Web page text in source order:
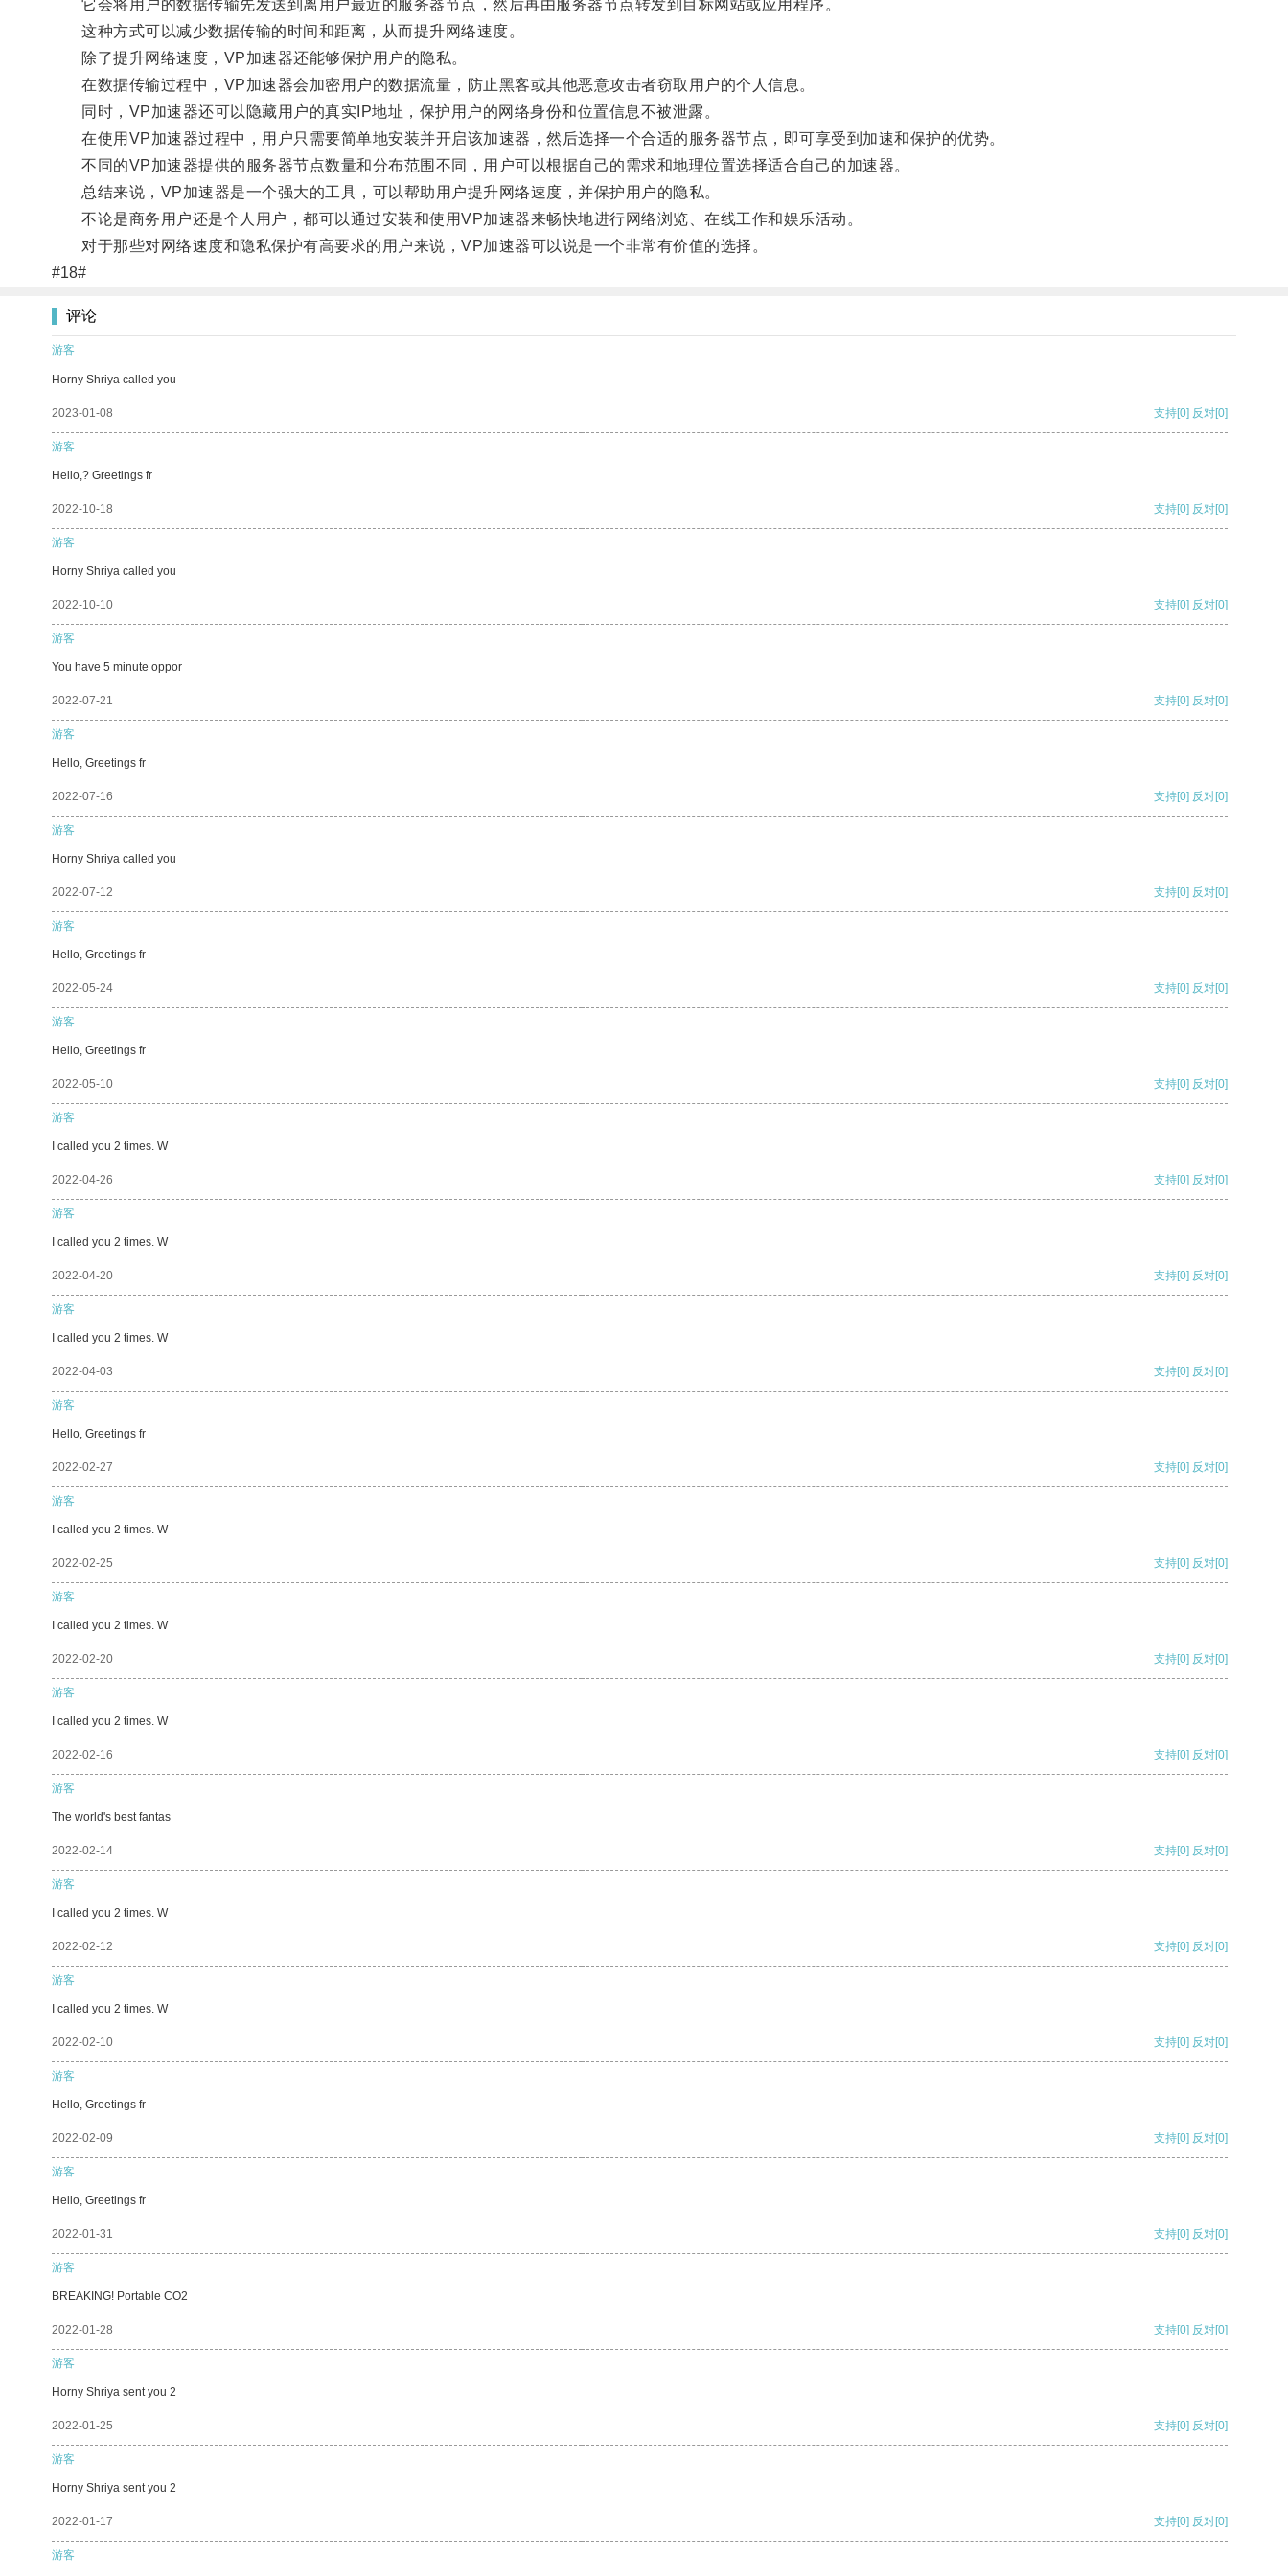
它会将用户的数据传输先发送到离用户最近的服务器节点，然后再由服务器节点转发到目标网站或应用程序。
这种方式可以减少数据传输的时间和距离，从而提升网络速度。
除了提升网络速度，VP加速器还能够保护用户的隐私。
在数据传输过程中，VP加速器会加密用户的数据流量，防止黑客或其他恶意攻击者窃取用户的个人信息。
同时，VP加速器还可以隐藏用户的真实IP地址，保护用户的网络身份和位置信息不被泄露。
在使用VP加速器过程中，用户只需要简单地安装并开启该加速器，然后选择一个合适的服务器节点，即可享受到加速和保护的优势。
不同的VP加速器提供的服务器节点数量和分布范围不同，用户可以根据自己的需求和地理位置选择适合自己的加速器。
总结来说，VP加速器是一个强大的工具，可以帮助用户提升网络速度，并保护用户的隐私。
不论是商务用户还是个人用户，都可以通过安装和使用VP加速器来畅快地进行网络浏览、在线工作和娱乐活动。
对于那些对网络速度和隐私保护有高要求的用户来说，VP加速器可以说是一个非常有价值的选择。
#18#
评论
游客
Horny Shriya called you
2023-01-08 支持[0] 反对[0]
游客
Hello,? Greetings fr
2022-10-18 支持[0] 反对[0]
游客
Horny Shriya called you
2022-10-10 支持[0] 反对[0]
游客
You have 5 minute oppor
2022-07-21 支持[0] 反对[0]
游客
Hello, Greetings fr
2022-07-16 支持[0] 反对[0]
游客
Horny Shriya called you
2022-07-12 支持[0] 反对[0]
游客
Hello, Greetings fr
2022-05-24 支持[0] 反对[0]
游客
Hello, Greetings fr
2022-05-10 支持[0] 反对[0]
游客
I called you 2 times. W
2022-04-26 支持[0] 反对[0]
游客
I called you 2 times. W
2022-04-20 支持[0] 反对[0]
游客
I called you 2 times. W
2022-04-03 支持[0] 反对[0]
游客
Hello, Greetings fr
2022-02-27 支持[0] 反对[0]
游客
I called you 2 times. W
2022-02-25 支持[0] 反对[0]
游客
I called you 2 times. W
2022-02-20 支持[0] 反对[0]
游客
I called you 2 times. W
2022-02-16 支持[0] 反对[0]
游客
The world's best fantas
2022-02-14 支持[0] 反对[0]
游客
I called you 2 times. W
2022-02-12 支持[0] 反对[0]
游客
I called you 2 times. W
2022-02-10 支持[0] 反对[0]
游客
Hello, Greetings fr
2022-02-09 支持[0] 反对[0]
游客
Hello, Greetings fr
2022-01-31 支持[0] 反对[0]
游客
BREAKING! Portable CO2
2022-01-28 支持[0] 反对[0]
游客
Horny Shriya sent you 2
2022-01-25 支持[0] 反对[0]
游客
Horny Shriya sent you 2
2022-01-17 支持[0] 反对[0]
游客